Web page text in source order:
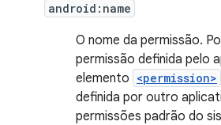
android:name
O nome da permissão.
permissão definida pelo
elemento <permission>
definida por outro
permissões padrão do